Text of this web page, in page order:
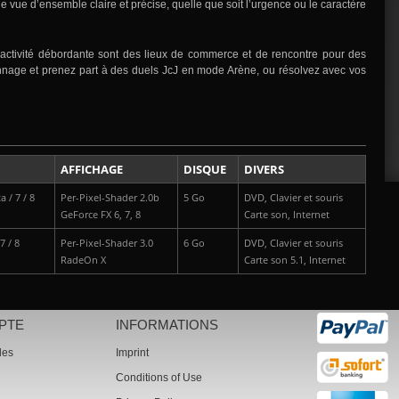
vue d’ensemble claire et précise, quelle que soit l’urgence ou le caractère
débordante sont des lieux de commerce et de rencontre pour des
et prenez part à des duels JcJ en mode Arène, ou résolvez avec vos
AFFICHAGE DISQUE DIVERS
/ 7 / 8
Per-Pixel-Shader 2.0b
GeForce FX 6, 7, 8
5 Go
DVD, Clavier et souris
Carte son, Internet
/ 8
Per-Pixel-Shader 3.0
RadeOn X
6 Go
DVD, Clavier et souris
Carte son 5.1, Internet
INFORMATIONS
Imprint
Conditions of Use